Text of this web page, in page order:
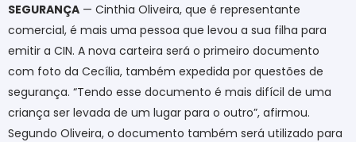
SEGURANÇA — Cinthia Oliveira, que é representante
comercial, é mais uma pessoa que levou a sua filha para
emitir a CIN. A nova carteira será o primeiro documento
com foto da Cecília, também expedida por questões de
segurança. “Tendo esse documento é mais difícil de uma
criança ser levada de um lugar para o outro”, afirmou.
Segundo Oliveira, o documento também será utilizado para